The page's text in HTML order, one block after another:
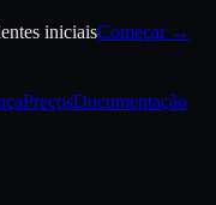
iniciaisComeçar →
PreçosDocumentação